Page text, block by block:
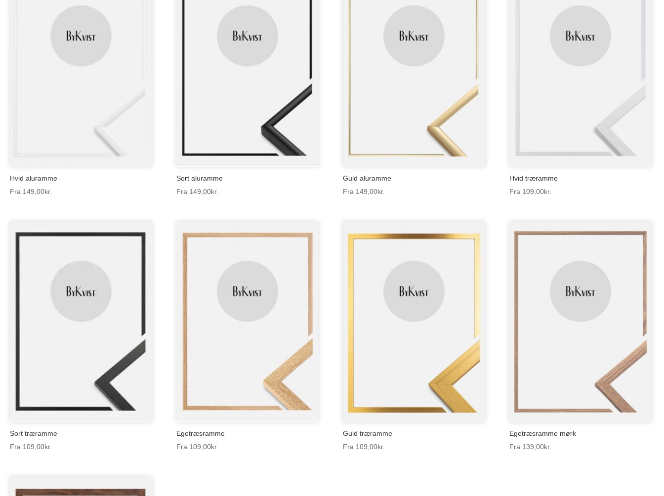
Hvid aluramme
Fra 149,00kr.
Sort aluramme
Fra 149,00kr.
Guld aluramme
Fra 149,00kr.
Hvid træramme
Fra 109,00kr.
Sort træramme
Fra 109,00kr.
Egetræsramme
Fra 109,00kr.
Guld træramme
Fra 109,00kr.
Egetræsramme mørk
Fra 139,00kr.